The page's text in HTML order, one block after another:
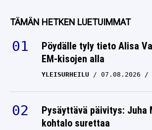
TÄMÄN HETKEN LUETUIMMAT
Pöydälle tyly tieto Alisa
EM-kisojen alla
YLEISURHEILU 07.08.2026
Pysäyttävä päivitys: Juha
kohtalo surettaa